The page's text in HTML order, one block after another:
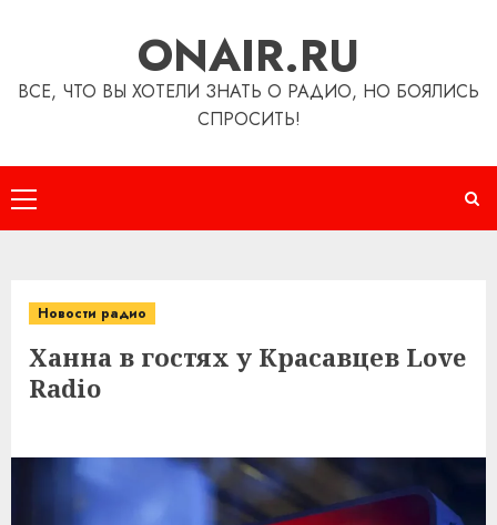
ONAIR.RU
ВСЕ, ЧТО ВЫ ХОТЕЛИ ЗНАТЬ О РАДИО, НО БОЯЛИСЬ
СПРОСИТЬ!
Основное
меню
Новости радио
Ханна в гостях у Красавцев Love
Radio